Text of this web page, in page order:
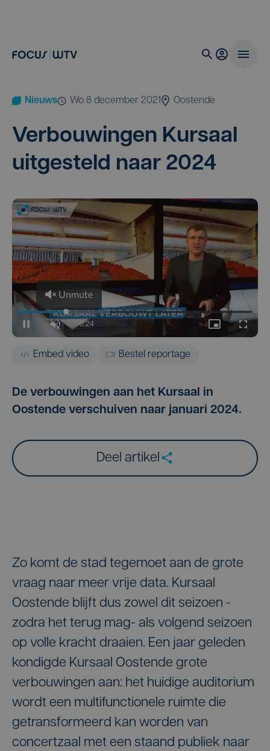
Nieuws wo 8 december 2021 Oostende
Ver­bou­win­gen Kur­saal
uit­ge­steld naar 2024
Embed video Bestel reportage
De verbouwingen aan het Kursaal in
Oostende verschuiven naar januari 2024.
Deel artikel
Zo komt de stad tegemoet aan de grote
vraag naar meer vrije data. Kursaal
Oostende blijft dus zowel dit seizoen -
zodra het terug mag- als volgend seizoen
op volle kracht draaien. Een jaar geleden
kondigde Kursaal Oostende grote
verbouwingen aan: het huidige auditorium
wordt een multifunctionele ruimte die
getransformeerd kan worden van
concertzaal met een staand publiek naar